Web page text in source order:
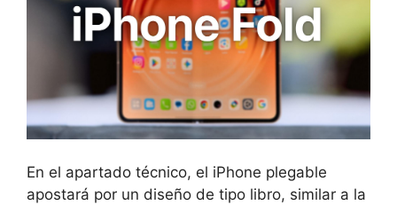
En el apartado técnico, el iPhone plegable
apostará por un diseño de tipo libro, similar a la